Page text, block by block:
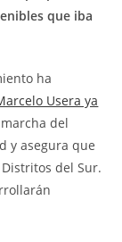
que iba
ha
Usera ya
del
y asegura que
del Sur.